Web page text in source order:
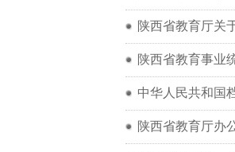
陕西省教育厅关
陕西省教育事业
中华人民共和国
陕西省教育厅办